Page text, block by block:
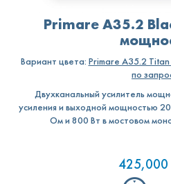
Primare A35.2
Вариант цвета: Primare A35.2
по
Двухканальный усилитель
усиления и выходной мощностью
Ом и 800 Вт в мостовом
425,000